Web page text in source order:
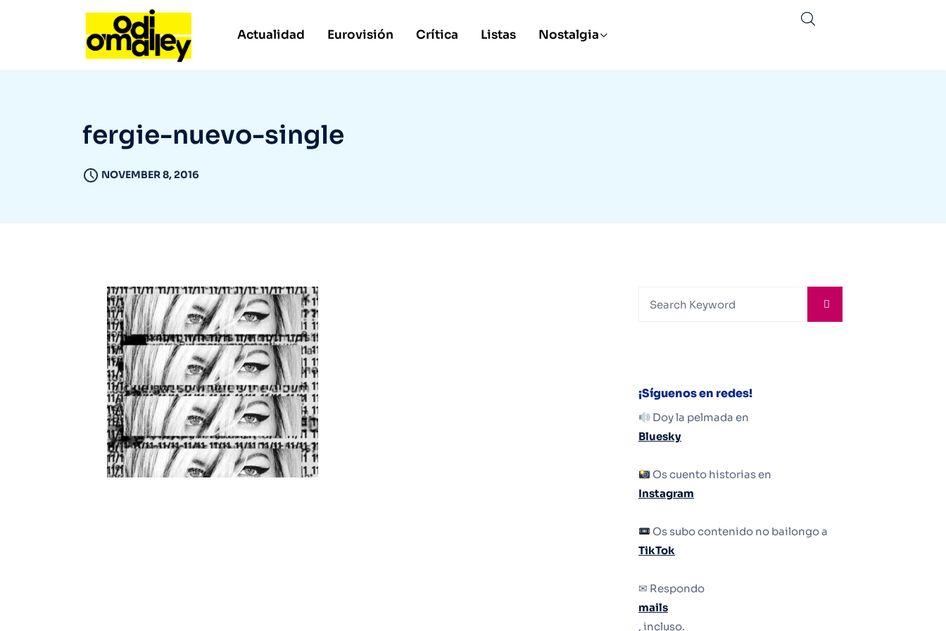
Actualidad Eurovisión Crítica Listas Nostalgia
fergie-nuevo-single
NOVEMBER 8, 2016
¡Síguenos en redes!
Doy la pelmada en
Bluesky
Os cuento historias en
Instagram
Os subo contenido no bailongo a
TikTok
✉ Respondo
mails
, incluso.